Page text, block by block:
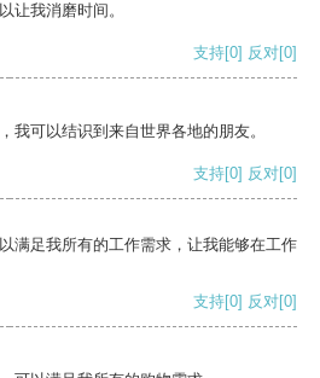
让我消磨时间。
支持[0] 反对[0]
我可以结识到来自世界各地的朋友。
支持[0] 反对[0]
满足我所有的工作需求，让我能够在工作
支持[0] 反对[0]